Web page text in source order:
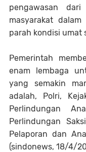
pengawasan
masyarakat dalam
parah kondisi umat
Pemerintah
enam lembaga
yang semakin
adalah, Polri,
Perlindungan
Perlindungan
Pelaporan dan
(sindonews, 18/4/